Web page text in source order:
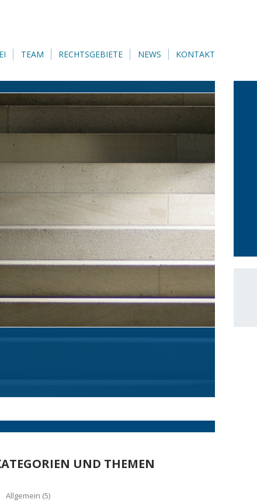
TEAM RECHTSGEBIETE NEWS KONTAKT
UND THEMEN
Allgemein (5)